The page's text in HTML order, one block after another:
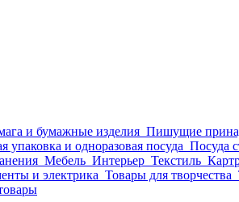
и бумажные изделия Пишущие
упаковка и одноразовая посуда Посуда
Мебель Интерьер Текстиль
и электрика Товары для творчества